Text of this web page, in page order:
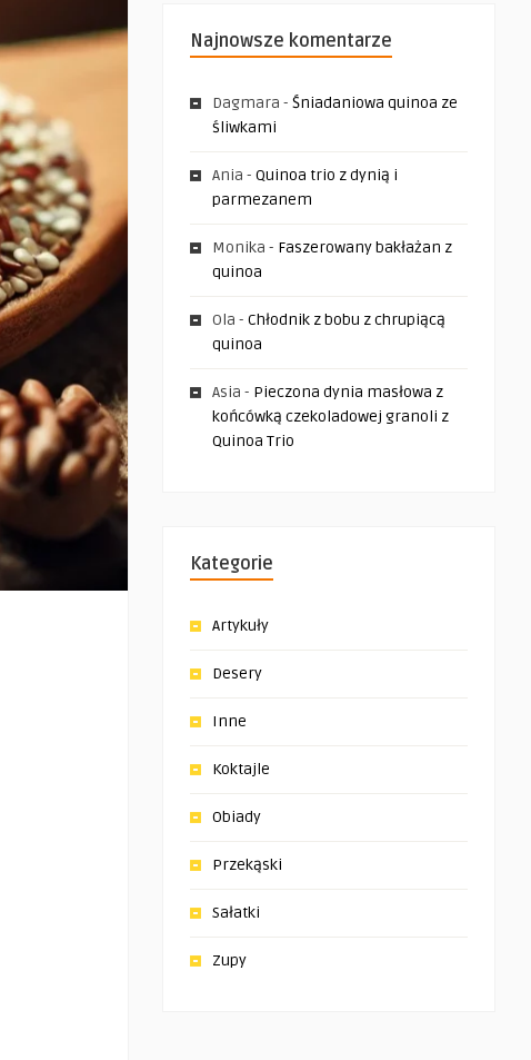
Najnowsze komentarze
Dagmara - Śniadaniowa quinoa ze
śliwkami
Ania - Quinoa trio z dynią i
parmezanem
Monika - Faszerowany bakłażan z
quinoa
Ola - Chłodnik z bobu z chrupiącą
quinoa
Asia - Pieczona dynia masłowa z
końcówką czekoladowej granoli z
Quinoa Trio
Kategorie
Artykuły
Desery
Inne
Koktajle
Obiady
Przekąski
Sałatki
Zupy